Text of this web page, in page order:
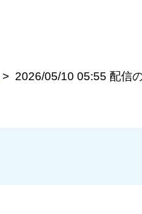
2026/05/10 05:55 配信